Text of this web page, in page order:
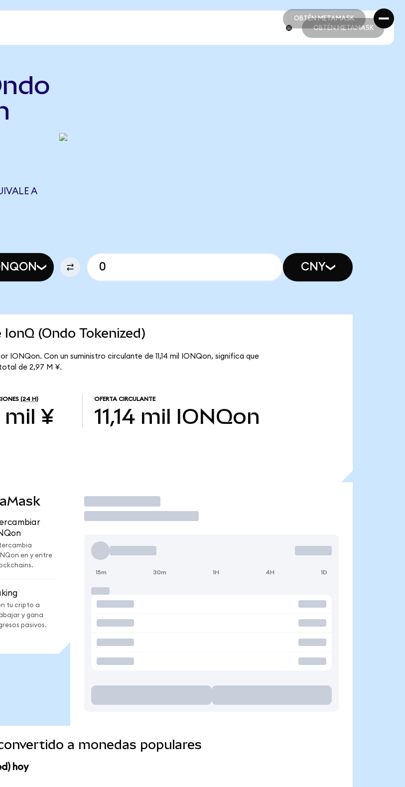
OBTÉN METAMASK
OBTÉN METAMASK
OBTÉN METAMASK
A
CNY
(Ondo Tokenized)
IONQon. Con un suministro circulante de 11,14 mil IONQon, significa que
de 2,97 M ¥.
(24 H)
mil ¥
OFERTA CIRCULANTE
11,14 mil IONQon
en y entre
tu cripto a
y gana
pasivos.
Operar
15m 30m 1H 4H 1D
a monedas populares
hoy